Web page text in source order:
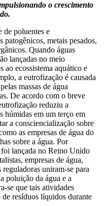
o crescimento
de poluentes e
metais pesados,
Quando águas
lançadas no meio
ao ecossistema aquático e
a eutrofização é causada
massas de água
De acordo com o breve
reduziu a
húmidas em um terço em
a consciencialização sobre
as empresas de água do
sobre a água. Por
lançada no Reino Unido
empresas de água,
uniram-se para
poluição da água e a
se que tais atividades
resíduos líquidos durante